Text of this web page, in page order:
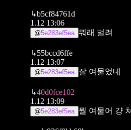
↳b5cf84761d
1.12 13:06
@5e283ef5ea 뭐래 벌려
↳55bccd6ffe
1.12 13:07
@5e283ef5ea 잘 여물었네
↳40d0fce102
1.12 13:09
@5e283ef5ea 뭘 여물어 걍